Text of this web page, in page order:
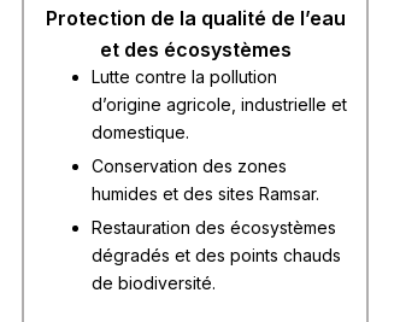
Protection de la qualité de l’eau
et des écosystèmes
Lutte contre la pollution
d’origine agricole, industrielle et
domestique.
Conservation des zones
humides et des sites Ramsar.
Restauration des écosystèmes
dégradés et des points chauds
de biodiversité.